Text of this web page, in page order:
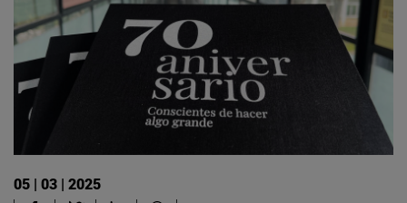
05 | 03 | 2025